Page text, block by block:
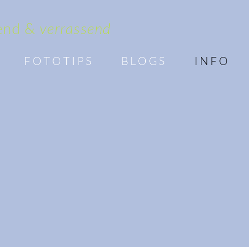
& verrassend
F O T O T I P S B L O G S I N F O